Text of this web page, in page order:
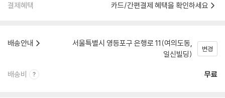
결제혜택 카드/간편결제 혜택을 확인하세요
배송안내
서울특별시 영등포구 은행로 11(여의도동,
일신빌딩)
변경
배송비 무료